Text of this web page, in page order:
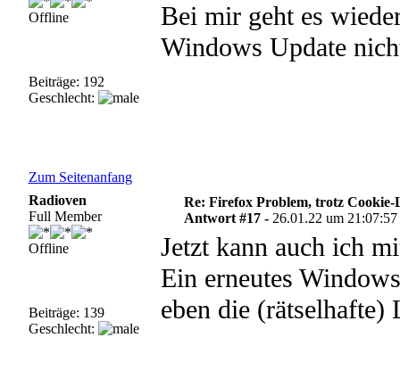
Offline
Beiträge: 192
Geschlecht:
Bei mir geht es
Windows Update
Zum Seitenanfang
Radioven
Full Member
Offline
Beiträge: 139
Geschlecht:
Re: Firefox Problem, trotz Cookie-
Antwort #17 - 26.01.22 um 21:07:57
Jetzt kann auch ich
Ein erneutes
eben die (rätselhafte)